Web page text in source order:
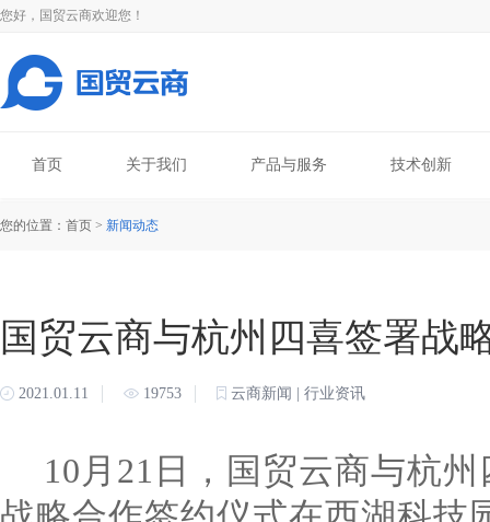
您好，国贸云商欢迎您！
首页 关于我们 产品与服务 技术创新
您的位置：首页 > 新闻动态
国贸云商与杭州四喜签署战
2021.01.11 19753 云商新闻 | 行业资讯
10 月21日，国贸云商与杭